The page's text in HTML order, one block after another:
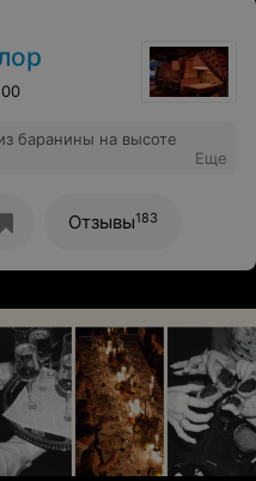
просьбе.
так держать,теперь
баранины на высоте
Еще
Отзывы183